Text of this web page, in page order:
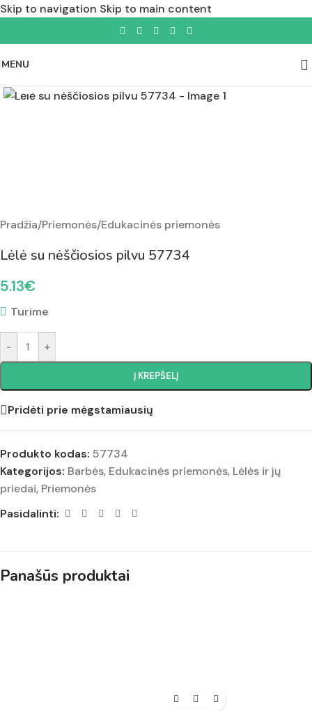
Skip to navigation Skip to main content
MENU
Pradžia/Priemonės/Edukacinės priemonės
Lėlė su nėščiosios pilvu 57734
5.13€
Turime
- +
Į KREPŠELĮ
Pridėti prie mėgstamiausių
Produkto kodas: 57734
Kategorijos: Barbės, Edukacinės priemonės, Lėlės ir jų
priedai, Priemonės
Pasidalinti:
Panašūs produktai